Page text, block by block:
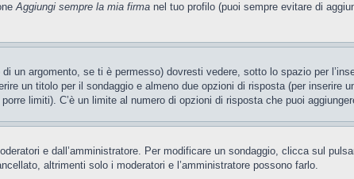
Aggiungi sempre la mia firma nel tuo profilo (puoi sempre evitare di
argomento, se ti è permesso) dovresti vedere, sotto lo spazio per
un titolo per il sondaggio e almeno due opzioni di risposta (per inserire
limiti). C’è un limite al numero di opzioni di risposta che puoi
e dall’amministratore. Per modificare un sondaggio, clicca sul
altrimenti solo i moderatori e l’amministratore possono farlo.